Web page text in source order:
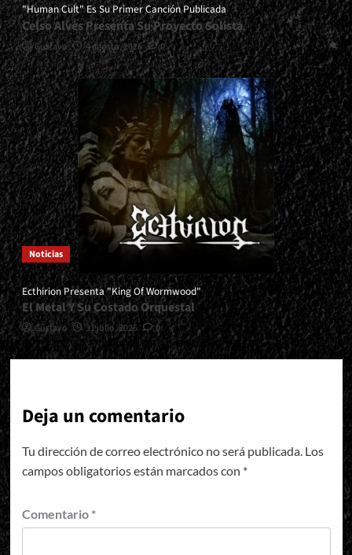
"Human Cult" Es Su Primer Canción Publicada
Celso Alves Presenta Su Proyecto Solista
Gustavo 4 agosto, 2026 0
Noticias
Ecthirion Presenta "King Of Wormwood"
El Metal Y Su Costado Orquestal
Gustavo 31 julio, 2026 0
Deja un comentario
Tu dirección de correo electrónico no será publicada. Los
campos obligatorios están marcados con *
Comentario *